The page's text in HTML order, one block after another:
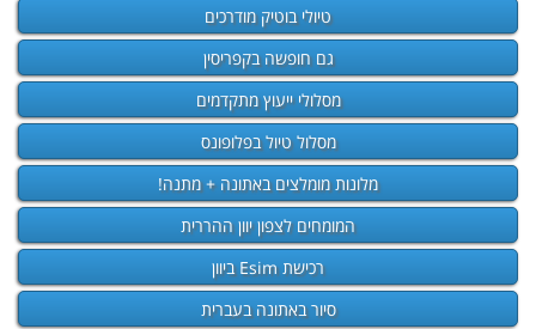
טיולי בוטיק מודרכים
גם חופשה בקפריסין
מסלולי ייעוץ מתקדמים
מסלול טיול בפלופונס
מלונות מומלצים באתונה + מתנה!
המומחים לצפון יוון ההררית
רכישת Esim ביוון
סיור באתונה בעברית